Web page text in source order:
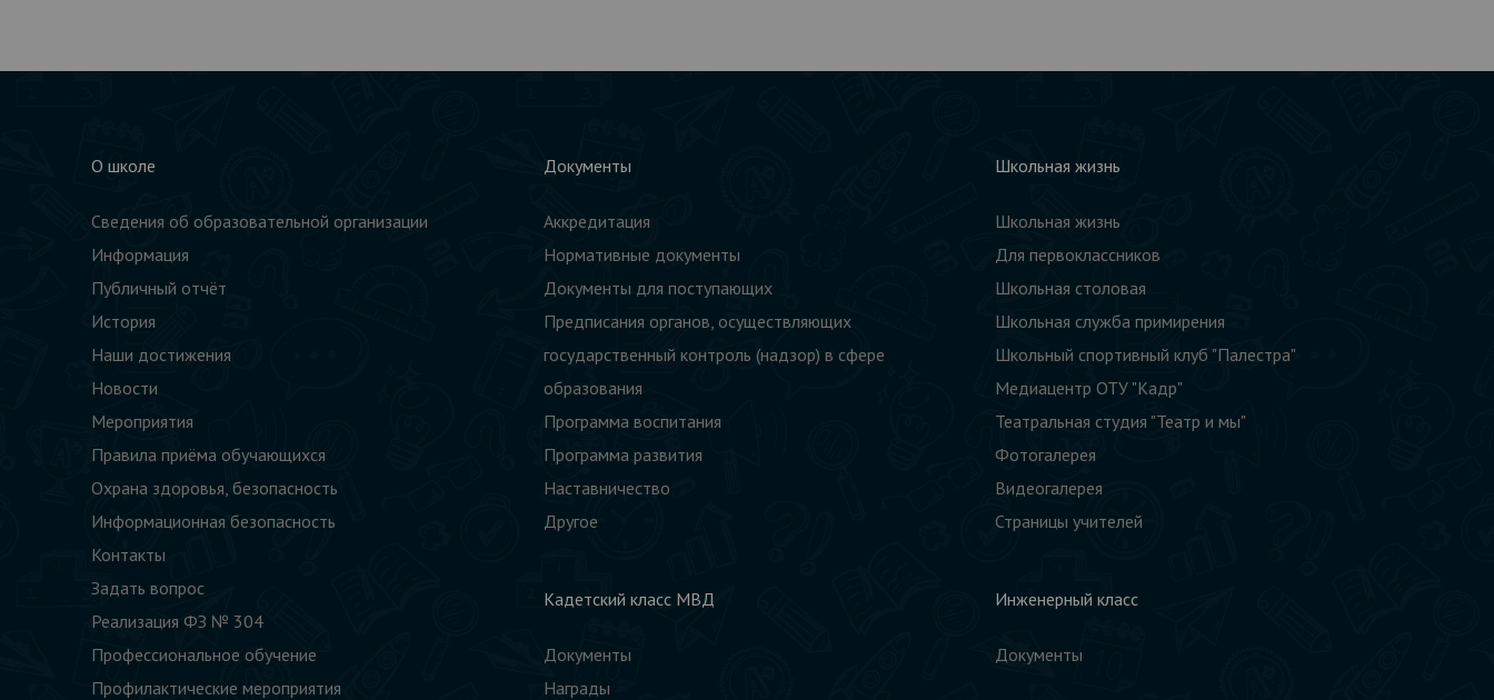
О школе
Сведения об образовательной организации
Информация
Публичный отчёт
История
Наши достижения
Новости
Мероприятия
Правила приёма обучающихся
Охрана здоровья, безопасность
Информационная безопасность
Контакты
Задать вопрос
Реализация ФЗ № 304
Профессиональное обучение
Профилактические мероприятия
Документы
Аккредитация
Нормативные документы
Документы для поступающих
Предписания органов, осуществляющих
государственный контроль (надзор) в сфере
образования
Программа воспитания
Программа развития
Наставничество
Другое
Школьная жизнь
Школьная жизнь
Для первоклассников
Школьная столовая
Школьная служба примирения
Школьный спортивный клуб "Палестра"
Медиацентр ОТУ "Кадр"
Театральная студия "Театр и мы"
Фотогалерея
Видеогалерея
Страницы учителей
Кадетский класс МВД
Документы
Награды
Инженерный класс
Документы